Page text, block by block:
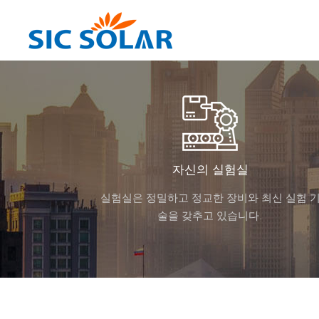
자신의 실험실
실험실은 정밀하고 정교한 장비와 최신 실험
술을 갖추고 있습니다.